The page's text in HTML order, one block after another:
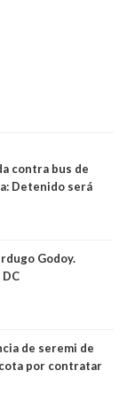
contra bus de
Detenido será
Godoy.
de seremi de
por contratar
con 47 kilos de